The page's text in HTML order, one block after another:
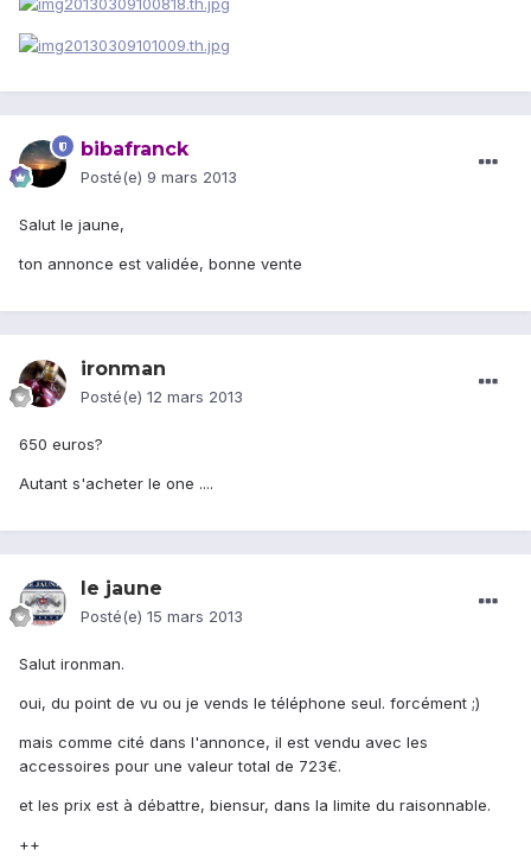
bibafranck
Posté(e) 9 mars 2013
Salut le jaune,
ton annonce est validée, bonne vente
ironman
Posté(e) 12 mars 2013
650 euros?
Autant s'acheter le one ....
le jaune
Posté(e) 15 mars 2013
Salut ironman.
oui, du point de vu ou je vends le téléphone seul. forcément ;)
mais comme cité dans l'annonce, il est vendu avec les
accessoires pour une valeur total de 723€.
et les prix est à débattre, biensur, dans la limite du raisonnable.
++